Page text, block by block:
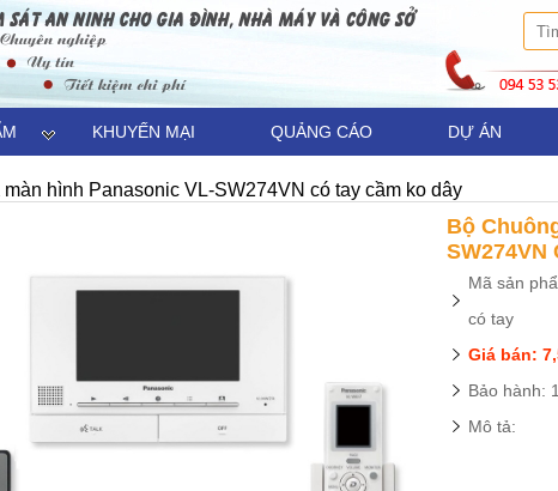
KHUYẾN MẠI QUẢNG CÁO DỰ ÁN
hình Panasonic VL-SW274VN có tay cầm ko dây
Bộ
SW274VN
Mã sản
có tay
Giá bán:
Bảo hành:
Mô tả: